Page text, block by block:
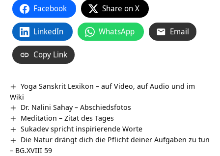
Facebook Share on X
LinkedIn WhatsApp Email
Copy Link
Yoga Sanskrit Lexikon – auf Video, auf Audio und im
Wiki
Dr. Nalini Sahay – Abschiedsfotos
Meditation – Zitat des Tages
Sukadev spricht inspirierende Worte
Die Natur drängt dich die Pflicht deiner Aufgaben zu tun
– BG.XVIII 59